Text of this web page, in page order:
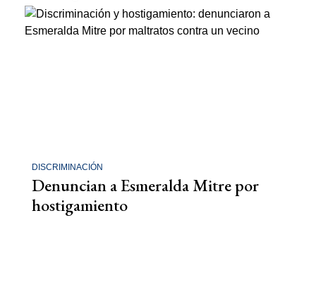
DISCRIMINACIÓN
Denuncian a Esmeralda Mitre por
hostigamiento